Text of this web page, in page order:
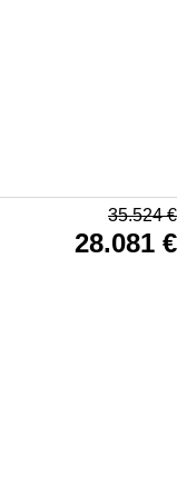
35.524€
28.081 €